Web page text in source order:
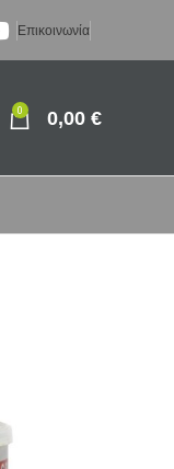
Επικοινωνία
0 0,00 €